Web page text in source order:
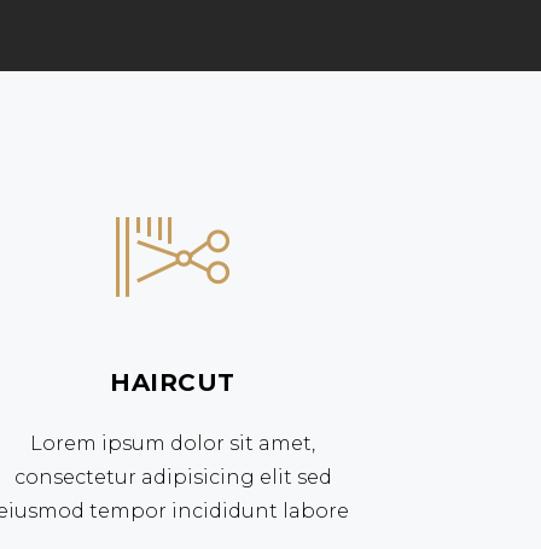
HAIRCUT
Lorem ipsum dolor sit amet,
consectetur adipisicing elit sed
tempor incididunt labore